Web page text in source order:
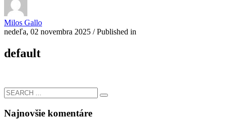
Milos Gallo
nedeľa, 02 novembra 2025 /Published in
default
Najnovšie komentáre